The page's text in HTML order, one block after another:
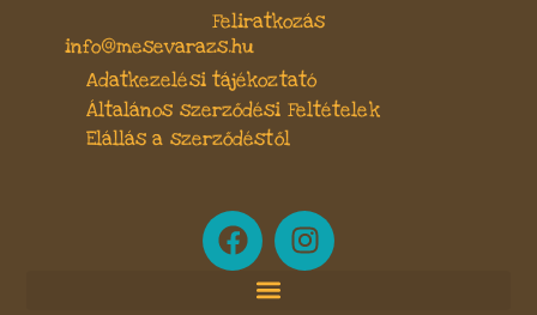
Feliratkozás
info@mesevarazs.hu
Adatkezelési tájékoztató
Általános szerződési Feltételek
Elállás a szerződéstől